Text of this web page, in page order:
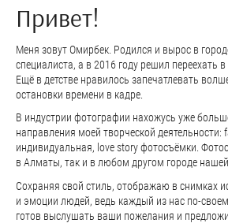
Привет!
Меня зовут Омирбек. Родился и вырос в
специалиста, а в 2016 году решил переехать
Ещё в детстве нравилось запечатлевать
остановки времени в кадре.
В индустрии фотографии нахожусь уже
направления моей творческой деятельности:
индивидуальная, love story фотосъёмки.
в Алматы, так и в любом другом городе
Сохраняя свой стиль, отображаю в снимках
и эмоции людей, ведь каждый из нас по-
готов выслушать ваши пожелания и